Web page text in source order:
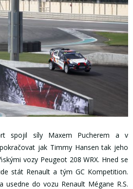
spojil síly Maxem Pucherem a v
jak Timmy Hansen tak jeho
vozy Peugeot 208 WRX. Hned se
stát Renault a tým GC Kompetition.
usedne do vozu Renault Mégane R.S.